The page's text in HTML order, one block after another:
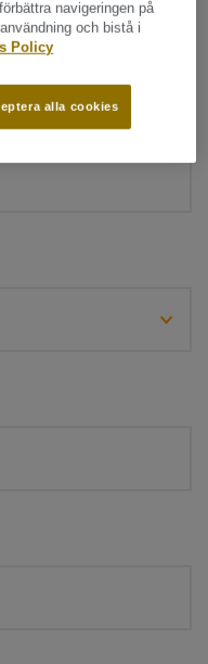
navigeringen på
och bistå i
Policy
alla cookies